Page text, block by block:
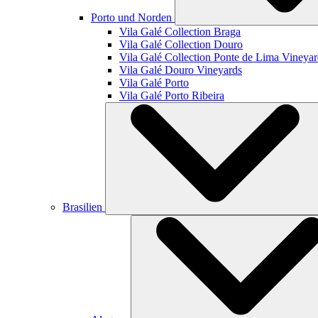
Porto und Norden
Vila Galé Collection Braga
Vila Galé Collection Douro
Vila Galé Collection Ponte de Lima
Vila Galé Douro Vineyards
Vila Galé Porto
Vila Galé Porto Ribeira
Brasilien